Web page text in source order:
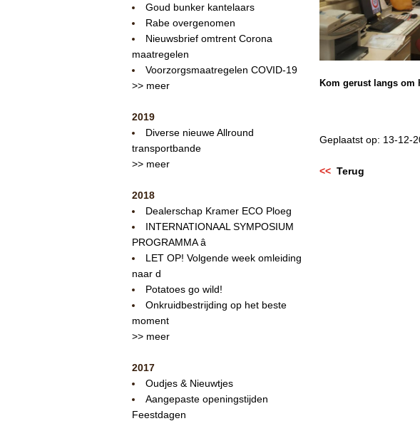
Goud bunker kantelaars
Rabe overgenomen
Nieuwsbrief omtrent Corona
maatregelen
Voorzorgsmaatregelen COVID-19
>> meer
2019
Diverse nieuwe Allround
transportbande
>> meer
2018
Dealerschap Kramer ECO Ploeg
INTERNATIONAAL SYMPOSIUM
PROGRAMMA â
LET OP! Volgende week omleiding
naar d
Potatoes go wild!
Onkruidbestrijding op het beste
moment
>> meer
2017
Oudjes & Nieuwtjes
Aangepaste openingstijden
Feestdagen
Kom gerust langs om
Geplaatst op: 13-12-
<< Terug